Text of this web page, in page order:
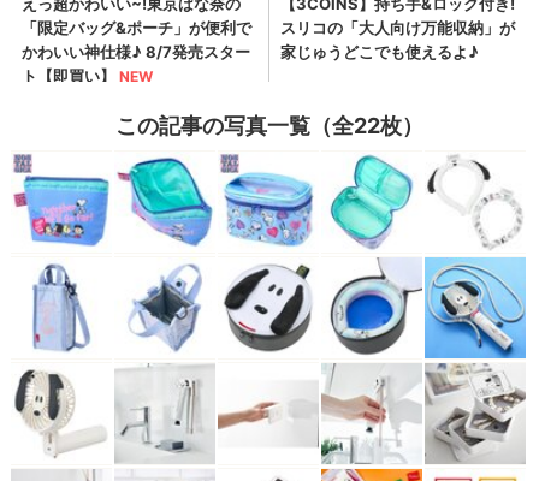
この記事の写真一覧（全22枚）